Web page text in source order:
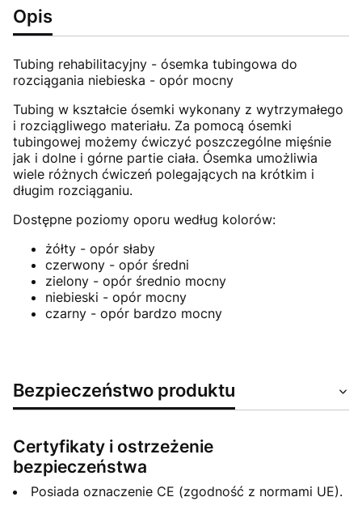
Opis
Tubing rehabilitacyjny - ósemka tubingowa do
rozciągania niebieska - opór mocny
Tubing w kształcie ósemki wykonany z wytrzymałego
i rozciągliwego materiału. Za pomocą ósemki
tubingowej możemy ćwiczyć poszczególne mięśnie
jak i dolne i górne partie ciała. Ósemka umożliwia
wiele różnych ćwiczeń polegających na krótkim i
długim rozciąganiu.
Dostępne poziomy oporu według kolorów:
żółty - opór słaby
czerwony - opór średni
zielony - opór średnio mocny
niebieski - opór mocny
czarny - opór bardzo mocny
Bezpieczeństwo produktu
Certyfikaty i ostrzeżenie
bezpieczeństwa
Posiada oznaczenie CE (zgodność z normami UE).